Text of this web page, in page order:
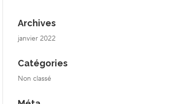
Archives
janvier 2022
Catégories
Non classé